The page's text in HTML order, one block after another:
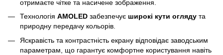
отримаєте чітке та насичене зображення.
Технологія AMOLED забезпечує широкі кути огляду та
природну передачу кольорів.
Яскравість та контрастність екрану відповідає заводським
параметрам, що гарантує комфортне користування навіть